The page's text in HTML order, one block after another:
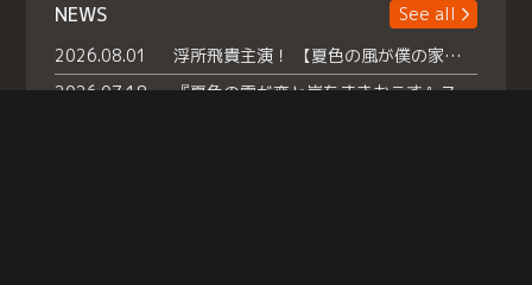
NEWS
See all
2026.08.01
浮所飛貴主演！ 【夏色の風が僕の家にやってきた】 本日よりテラサで独占配信スタート！
2026.07.18
『夏色の雲が恋と嵐をまきおこす』スペシャルメイキング 【Part1】2026年７月18日（土）23時30分～配信スタート！話題のシーンの裏側を大公開！豪華キャスト大集合！ 『武宮家 真夏の家族会議』開催！